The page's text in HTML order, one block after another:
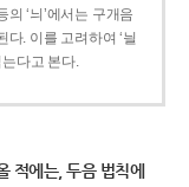
의 ‘늬’에서는 구개음
다. 이를 고려하여 ‘늴
는다고 본다.
적에는, 두음 법칙에